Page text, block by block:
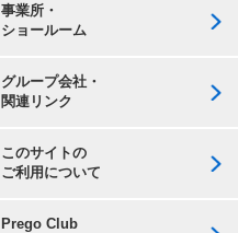
事業所・
ショールーム
グループ会社・
関連リンク
このサイトの
ご利用について
Prego Club